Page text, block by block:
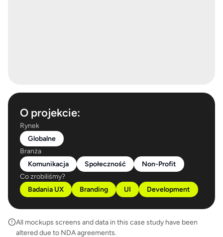
O projekcie:
Rynek
Globalne
Branża
Komunikacja
Społeczność
Non-Profit
Co zrobiliśmy?
Badania UX
Branding UI Development
All mockups screens and data in this case study have been
altered due to NDA agreements.